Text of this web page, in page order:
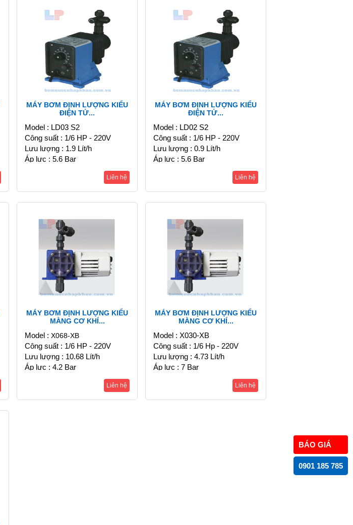
BÁO GIÁ
0901 185 785
MÁY BƠM ĐỊNH LƯỢNG KIỂU
ĐIỆN TỬ...
Model : LD03 S2
Công suất : 1/6 HP - 220V
Lưu lượng : 1.9 Lít/h
Áp lực : 5.6 Bar
Liên hệ
MÁY BƠM ĐỊNH LƯỢNG KIỂU
ĐIỆN TỬ...
Model : LD02 S2
Công suất : 1/6 HP - 220V
Lưu lượng : 0.9 Lít/h
Áp lực : 5.6 Bar
Liên hệ
MÁY BƠM ĐỊNH LƯỢNG KIỂU
MÀNG CƠ KHÍ...
Model : X068-XB
Công suất : 1/6 HP - 220V
Lưu lượng : 10.68 Lít/h
Áp lực : 4.2 Bar
Liên hệ
MÁY BƠM ĐỊNH LƯỢNG KIỂU
MÀNG CƠ KHÍ...
Model : X030-XB
Công suất : 1/6 Hp - 220V
Lưu lượng : 4.73 Lít/h
Áp lực : 7 Bar
Liên hệ